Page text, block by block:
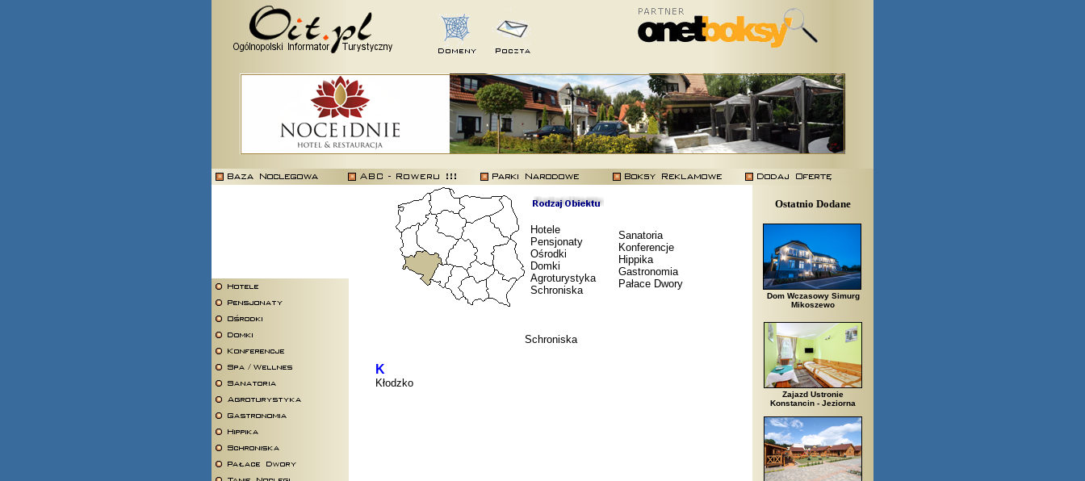
Hotele
Pensjonaty
Ośrodki
Domki
Agroturystyka
Schroniska
Sanatoria
Konferencje
Hippika
Gastronomia
Pałace Dwory
Schroniska
K
Kłodzko
Ostatnio Dodane
Dom Wczasowy Simurg
Mikoszewo
Zajazd Ustronie
Konstancin - Jeziorna